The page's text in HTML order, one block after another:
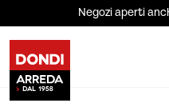
Negozi aperti